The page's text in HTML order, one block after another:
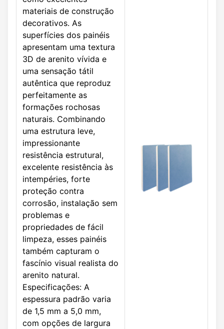
materiais de construção
decorativos. As
superfícies dos painéis
apresentam uma textura
3D de arenito vívida e
uma sensação tátil
autêntica que reproduz
perfeitamente as
formações rochosas
naturais. Combinando
uma estrutura leve,
impressionante
resistência estrutural,
excelente resistência às
intempéries, forte
proteção contra
corrosão, instalação sem
problemas e
propriedades de fácil
limpeza, esses painéis
também capturam o
fascínio visual realista do
arenito natural.
Especificações: A
espessura padrão varia
de 1,5 mm a 5,0 mm,
com opções de largura